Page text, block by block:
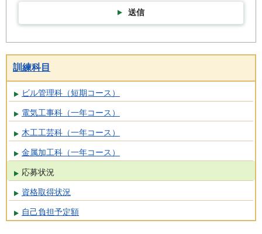
送信
訓練科目
ビル管理科（短期コース）
電気工事科（一年コース）
木工工芸科（一年コース）
金属加工科（一年コース）
応募状況
資格取得状況
自己負担予定額